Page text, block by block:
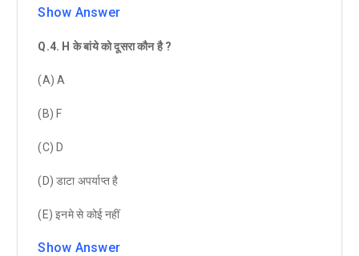
Show Answer
Q.4. H के बांये को दूसरा कौन है?
(A) A
(B) F
(C) D
(D) डाटा अपर्याप्त है
(E) इनमे से कोई नहीं
Show Answer